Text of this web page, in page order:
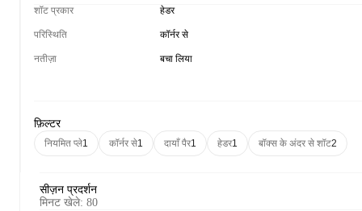
शॉट प्रकार हेडर
परिस्थिति कॉर्नर से
नतीज़ा बचा लिया
फ़िल्टर
नियमित प्ले1 कॉर्नर से1 दायाँ पैर1 हेडर1 बॉक्स के अंदर से शॉट2
सीज़न प्रदर्शन
मिनट खेले: 80